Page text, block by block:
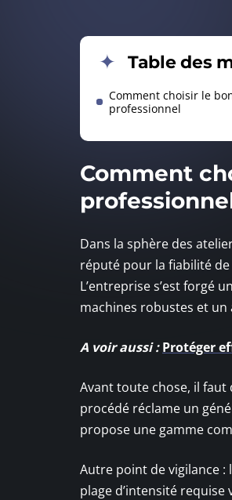
Table des
Comment choisir le
professionnel
Comment
Dans la sphère des
réputé pour la fiabilité de
L’entreprise s’est forgé
machines robustes et
A voir aussi : Protéger
Avant toute chose, il faut
procédé réclame un
propose une gamme
Autre point de vigilance :
plage d’intensité